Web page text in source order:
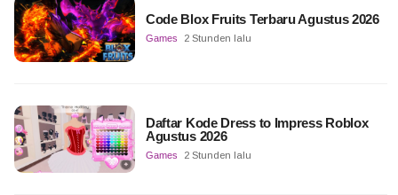
Code Blox Fruits Terbaru Agustus 2026
Games 2 Stunden lalu
Daftar Kode Dress to Impress Roblox
Agustus 2026
Games 2 Stunden lalu